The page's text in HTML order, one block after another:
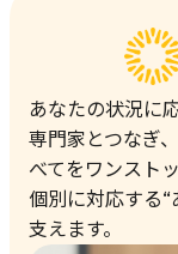
お問い合わせ
利用規約・
初回相談(
あなたの状況に
専門家とつなぎ
べてをワンスト
個別に対応する
支えます。